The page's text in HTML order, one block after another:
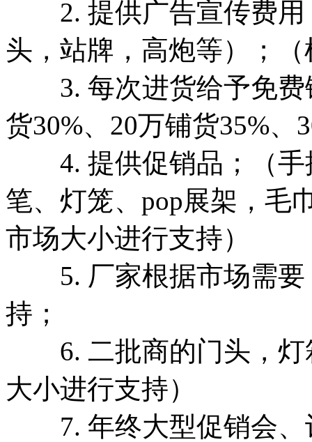
2. 提供广告宣传费用
头，站牌，高炮等）；
3. 每次进货给予免费
货30%、20万铺货35%、
4. 提供促销品；（手
笔、灯笼、pop展架，毛
市场大小进行支持）
5. 厂家根据市场需要
持；
6. 二批商的门头，灯
大小进行支持）
7. 年终大型促销会、